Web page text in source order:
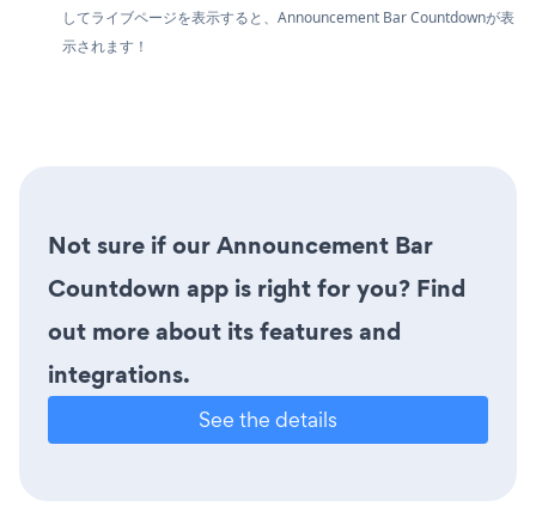
してライブページを表示すると、Announcement Bar Countdownが表
示されます！
Not sure if our Announcement Bar
Countdown app is right for you? Find
out more about its features and
integrations.
See the details